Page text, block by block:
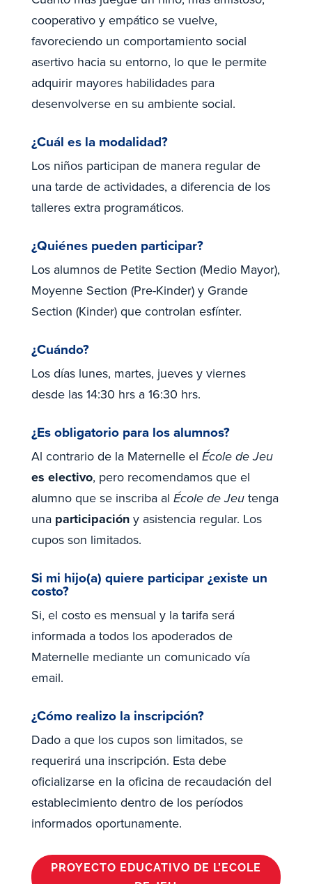
cooperativo y empático se vuelve,
favoreciendo un comportamiento social
asertivo hacia su entorno, lo que le permite
adquirir mayores habilidades para
desenvolverse en su ambiente social.
¿Cuál es la modalidad?
Los niños participan de manera regular de
una tarde de actividades, a diferencia de los
talleres extra programáticos.
¿Quiénes pueden participar?
Los alumnos de Petite Section (Medio Mayor),
Moyenne Section (Pre-Kinder) y Grande
Section (Kinder) que controlan esfínter.
¿Cuándo?
Los días lunes, martes, jueves y viernes
desde las 14:30 hrs a 16:30 hrs.
¿Es obligatorio para los alumnos?
Al contrario de la Maternelle el École de Jeu
es electivo, pero recomendamos que el
alumno que se inscriba al École de Jeutenga
una participacióny asistencia regular. Los
cupos son limitados.
Si mi hijo(a) quiere participar ¿existe un
costo?
Si, el costo es mensual y la tarifa será
informada a todos los apoderados de
Maternelle mediante un comunicado vía
email.
¿Cómo realizo la inscripción?
Dado a que los cupos son limitados, se
requerirá una inscripción. Esta debe
oficializarse en la oficina de recaudación del
establecimiento dentro de los períodos
informados oportunamente.
PROYECTO EDUCATIVO DE L’ECOLE